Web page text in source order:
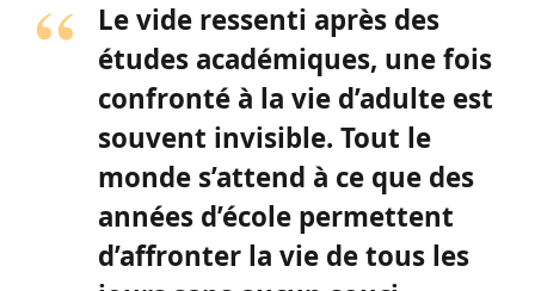
Le vide ressenti après des
études académiques, une fois
confronté à la vie d’adulte est
souvent invisible. Tout le
monde s’attend à ce que des
années d’école permettent
d’affronter la vie de tous les